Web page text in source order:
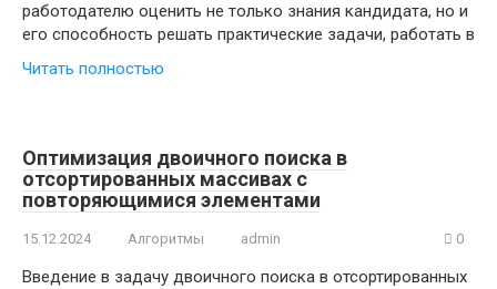
работодателю оценить не только знания кандидата, но и
его способность решать практические задачи, работать в
Читать полностью
Оптимизация двоичного поиска в
отсортированных массивах с
повторяющимися элементами
15.12.2024 Алгоритмы admin 0
Введение в задачу двоичного поиска в отсортированных